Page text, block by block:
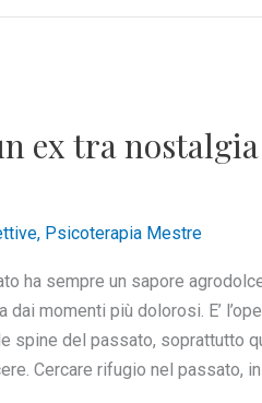
ex tra
, Psicoterapia Mestre
ha sempre un sapore
dai momenti più dolorosi. E’
spine del passato, soprattutto
Cercare rifugio nel passato, in